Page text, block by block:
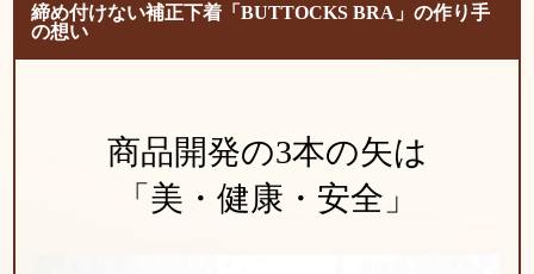
締め付けない補正下着「BUTTOCKS BRA」の作り手
の想い
商品開発の3本の矢は
「美・健康・安全」